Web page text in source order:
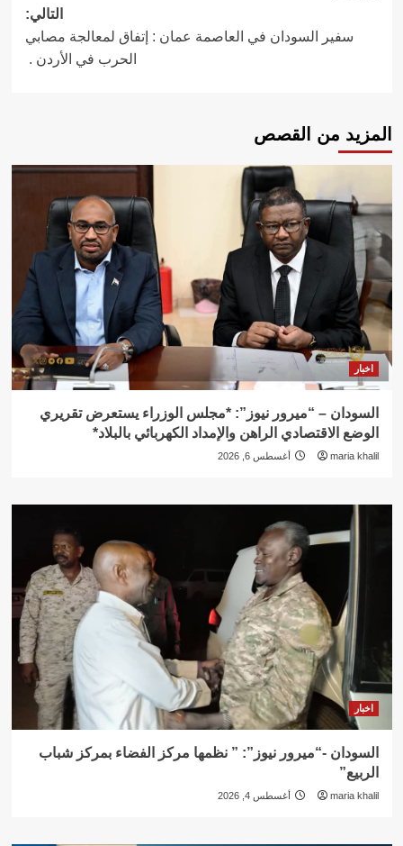
التالي:
سفير السودان في العاصمة عمان : إتفاق لمعالجة مصابي
الحرب في الأردن .
المزيد من القصص
اخبار
السودان – “ميرور نيوز”: *مجلس الوزراء يستعرض تقريري
الوضع الاقتصادي الراهن والإمداد الكهربائي بالبلاد*
maria khalil أغسطس 6, 2026
اخبار
السودان -“ميرور نيوز”: ” نظمها مركز الفضاء بمركز شباب
الربيع”
maria khalil أغسطس 4, 2026